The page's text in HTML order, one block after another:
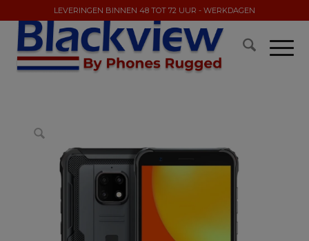
LEVERINGEN BINNEN 48 TOT 72 UUR - WERKDAGEN